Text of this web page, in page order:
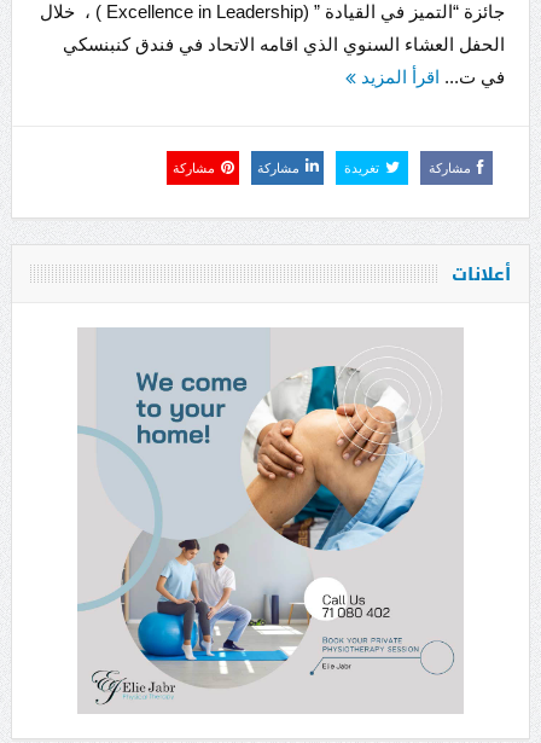
جائزة “التميز في القيادة ” (Excellence in Leadership ) ، خلال
الحفل العشاء السنوي الذي اقامه الاتحاد في فندق كنبنسكي
في ت... اقرأ المزيد
مشاركة تغريدة مشاركة مشاركة
أعلانات